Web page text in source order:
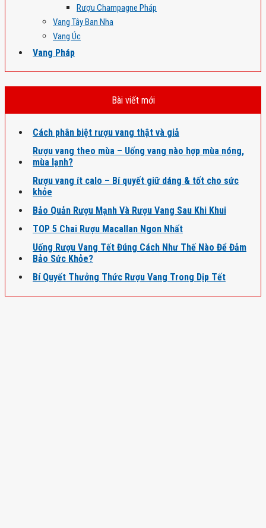
Rượu Champagne Pháp
Vang Tây Ban Nha
Vang Úc
Vang Pháp
Bài viết mới
Cách phân biệt rượu vang thật và giả
Rượu vang theo mùa – Uống vang nào hợp mùa nóng,
mùa lạnh?
Rượu vang ít calo – Bí quyết giữ dáng & tốt cho sức
khỏe
Bảo Quản Rượu Mạnh Và Rượu Vang Sau Khi Khui
TOP 5 Chai Rượu Macallan Ngon Nhất
Uống Rượu Vang Tết Đúng Cách Như Thế Nào Để Đảm
Bảo Sức Khỏe?
Bí Quyết Thưởng Thức Rượu Vang Trong Dịp Tết